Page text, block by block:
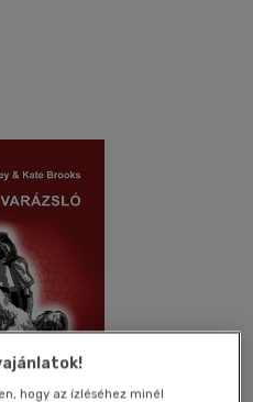
hogy az ízléséhez minél